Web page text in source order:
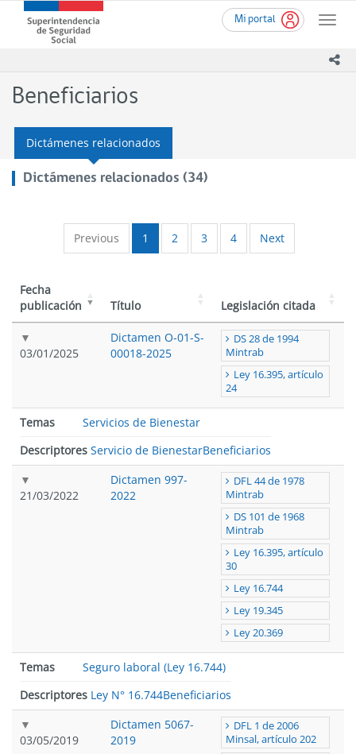
contenido
Mi portal
Toggle
Superintendencia
de
(SUSESO)
-
de
Chile
Beneficiarios
Dictámenes relacionados
Dictámenes relacionados (34)
Previous 1 2 3 4 Next
Fecha
publicación
Título Legislación citada
03/01/2025
Dictamen O-01-S-
00018-2025
DS 28 de 1994
Mintrab
Ley 16.395, artículo
24
Temas
Servicios de Bienestar
Descriptores Servicio de BienestarBeneficiarios
21/03/2022
Dictamen 997-
2022
DFL 44 de 1978
Mintrab
DS 101 de 1968
Mintrab
Ley 16.395, artículo
30
Ley 16.744
Ley 19.345
Ley 20.369
Temas
Seguro laboral (Ley 16.744)
Descriptores Ley N° 16.744Beneficiarios
03/05/2019
Dictamen 5067-
2019
DFL 1 de 2006
Minsal, artículo 202